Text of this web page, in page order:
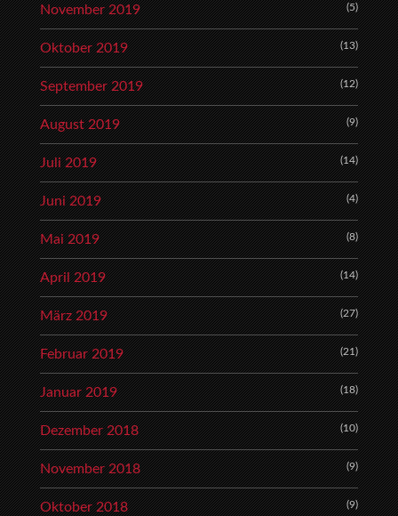
November 2019 (5)
Oktober 2019 (13)
September 2019 (12)
August 2019 (9)
Juli 2019 (14)
Juni 2019 (4)
Mai 2019 (8)
April 2019 (14)
März 2019 (27)
Februar 2019 (21)
Januar 2019 (18)
Dezember 2018 (10)
November 2018 (9)
Oktober 2018 (9)